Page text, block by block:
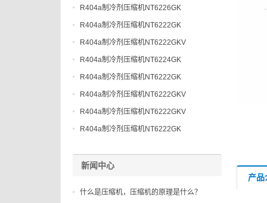
产品
R404a制冷剂压缩机NT6226GK
R404a制冷剂压缩机NT6222GK
R404a制冷剂压缩机NT6222GKV
R404a制冷剂压缩机NT6224GK
R404a制冷剂压缩机NT6222GK
R404a制冷剂压缩机NT6222GKV
R404a制冷剂压缩机NT6222GKV
R404a制冷剂压缩机NT6222GK
新闻中心
什么是压缩机，压缩机的原理是什么？